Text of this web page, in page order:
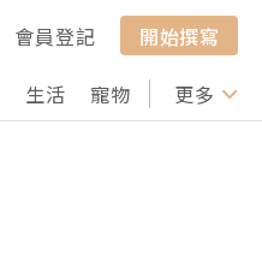
會員登記
開始撰寫
生活 寵物 行山 打卡
更多